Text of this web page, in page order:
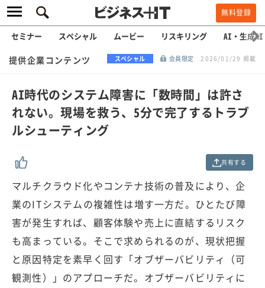
無料登録
セミナー スペシャル ムービー リスキリング AI・生成AI
提供企業コンテンツ スペシャル 会員限定 2026/01/29 掲載
AI時代のシステム障害に「数時間」は許さ
れない。現場を救う、5分で完了するトラブ
ルシューティング
共有する
マルチクラウド化やコンテナ技術の普及により、企
業のITシステムの複雑性は増す一方だ。ひとたび障
害が発生すれば、顧客体験や売上に直結するリスク
も高まっている。そこで求められるのが、現状把握
と原因特定を素早く回す「オブザーバビリティ（可
観測性）」のアプローチだ。オブザーバビリティに